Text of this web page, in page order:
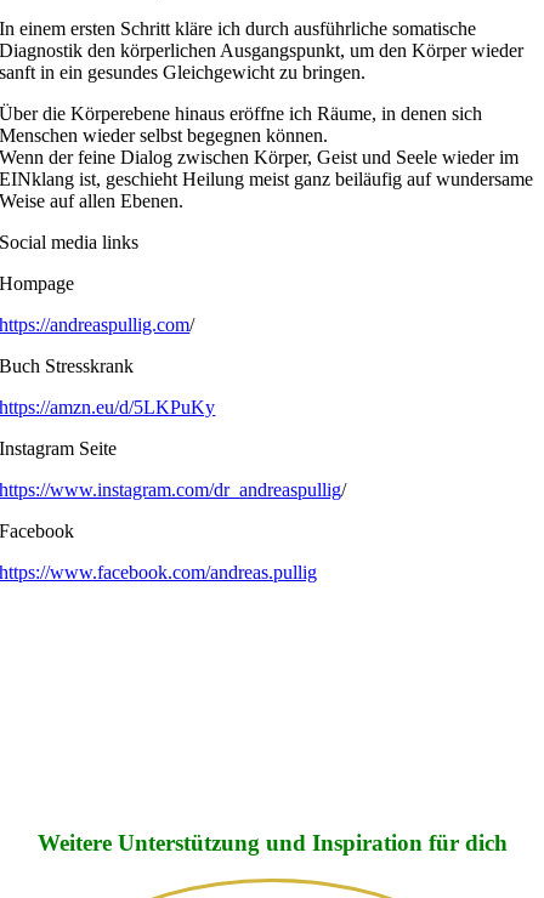
In einem ersten Schritt kläre ich durch ausführliche somatische
Diagnostik den körperlichen Ausgangspunkt, um den Körper wieder
sanft in ein gesundes Gleichgewicht zu bringen.
Über die Körperebene hinaus eröffne ich Räume, in denen sich
Menschen wieder selbst begegnen können.
Wenn der feine Dialog zwischen Körper, Geist und Seele wieder im
EINklang ist, geschieht Heilung meist ganz beiläufig auf wundersame
Weise auf allen Ebenen.
Social media links
Hompage
https://andreaspullig.com/
Buch Stresskrank
https://amzn.eu/d/5LKPuKy
Instagram Seite
https://www.instagram.com/dr_andreaspullig/
Facebook
https://www.facebook.com/andreas.pullig
Weitere Unterstützung und Inspiration für dich